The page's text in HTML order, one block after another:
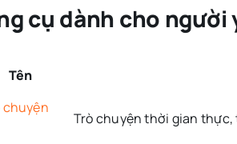
cụ dành cho người
Tên
chuyện
Trò chuyện thời gian